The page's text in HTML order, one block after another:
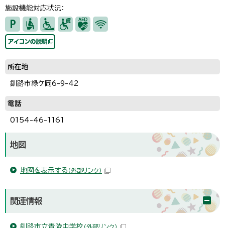
施設機能対応状況：
所在地
釧路市緑ケ岡6-9-42
電話
0154-46-1161
地図
地図を表示する （外部リンク）
関連情報
釧路市立青陵中学校 （外部リンク）